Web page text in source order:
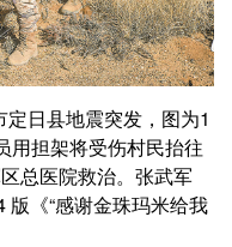
日县地震突发，图为1
用担架将受伤村民抬往
总医院救治。张武军
《“感谢金珠玛米给我